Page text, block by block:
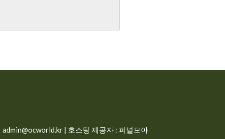
| 호스팅 제공자 : 퍼널모아